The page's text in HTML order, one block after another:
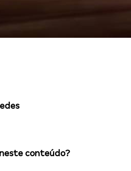
conteúdo?